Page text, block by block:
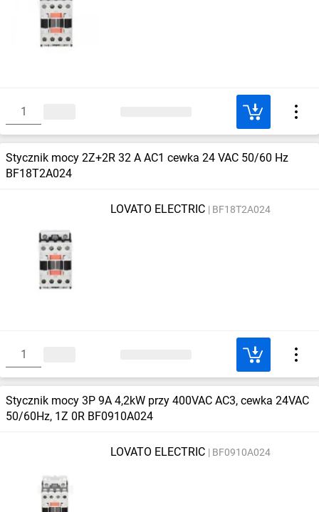
Stycznik mocy 2Z+2R 32 A AC1 cewka 24 VAC 50/60 Hz
BF18T2A024
LOVATO ELECTRIC BF18T2A024
Stycznik mocy 3P 9A 4,2kW przy 400VAC AC3, cewka 24VAC
50/60Hz, 1Z 0R BF0910A024
LOVATO ELECTRIC BF0910A024